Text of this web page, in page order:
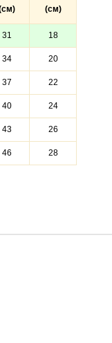
(см)
31 18
34 20
37 22
40 24
43 26
46 28